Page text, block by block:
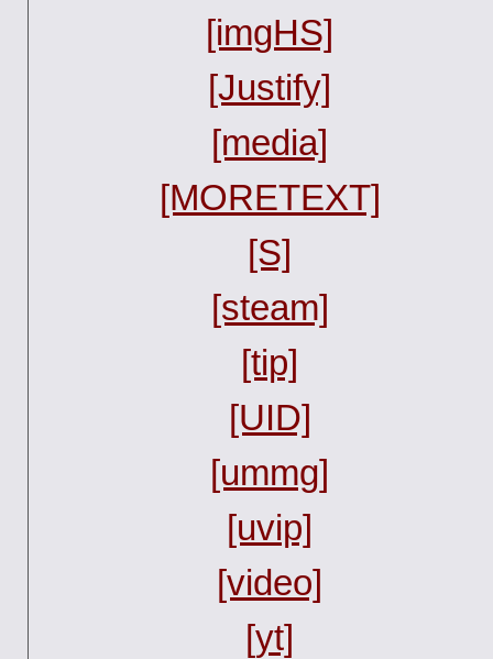
[imgHS]
[Justify]
[media]
[MORETEXT]
[S]
[steam]
[tip]
[UID]
[ummg]
[uvip]
[video]
[yt]